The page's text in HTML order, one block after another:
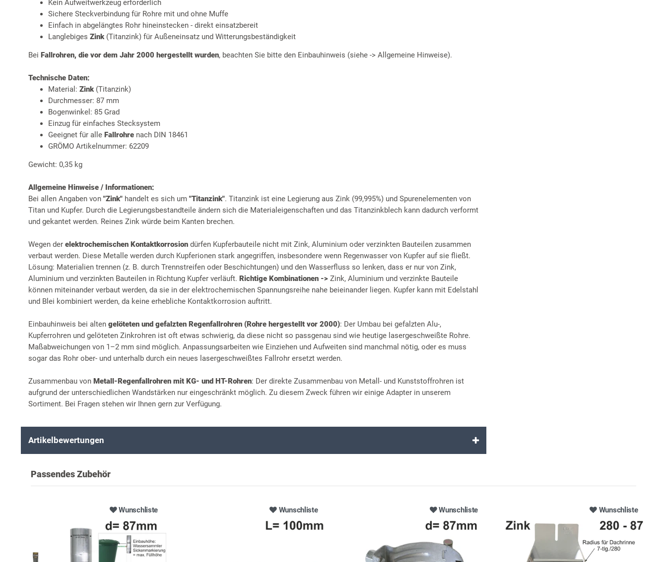
Kein Aufweitwerkzeug erforderlich
Sichere Steckverbindung für Rohre mit und ohne Muffe
Einfach in abgelängtes Rohr hineinstecken - direkt einsatzbereit
Langlebiges Zink(Titanzink) für Außeneinsatz und Witterungsbeständigkeit
Bei Fallrohren, die vor dem Jahr 2000 hergestellt wurden, beachten Sie bitte den Einbauhinweis (siehe -> Allgemeine Hinweise).
Technische Daten:
Material: Zink(Titanzink)
Durchmesser: 87 mm
Bogenwinkel: 85 Grad
Einzug für einfaches Stecksystem
Geeignet für alle Fallrohre nach DIN 18461
GRÖMO Artikelnummer: 62209
Gewicht: 0,35 kg
Allgemeine Hinweise / Informationen:
Bei allen Angaben von "Zink" handelt es sich um "Titanzink". Titanzink ist eine Legierung aus Zink (99,995%) und Spurenelementen von
Titan und Kupfer. Durch die Legierungsbestandteile ändern sich die Materialeigenschaften und das Titanzinkblech kann dadurch verformt
und gekantet werden. Reines Zink würde beim Kanten brechen.
Wegen der elektrochemischen Kontaktkorrosion dürfen Kupferbauteile nicht mit Zink, Aluminium oder verzinkten Bauteilen zusammen
verbaut werden. Diese Metalle werden durch Kupferionen stark angegriffen, insbesondere wenn Regenwasser von Kupfer auf sie fließt.
Lösung: Materialien trennen (z. B. durch Trennstreifen oder Beschichtungen) und den Wasserfluss so lenken, dass er nur von Zink,
Aluminium und verzinkten Bauteilen in Richtung Kupfer verläuft. Richtige Kombinationen -> Zink, Aluminium und verzinkte Bauteile
können miteinander verbaut werden, da sie in der elektrochemischen Spannungsreihe nahe beieinander liegen. Kupfer kann mit Edelstahl
und Blei kombiniert werden, da keine erhebliche Kontaktkorrosion auftritt.
Einbauhinweis bei alten gelöteten und gefalzten Regenfallrohren (Rohre hergestellt vor 2000): Der Umbau bei gefalzten Alu-,
Kupferrohren und gelöteten Zinkrohren ist oft etwas schwierig, da diese nicht so passgenau sind wie heutige lasergeschweißte Rohre.
Maßabweichungen von 1–2 mm sind möglich. Anpassungsarbeiten wie Einziehen und Aufweiten sind manchmal nötig, oder es muss
sogar das Rohr ober- und unterhalb durch ein neues lasergeschweißtes Fallrohr ersetzt werden.
Zusammenbau von Metall-Regenfallrohren mit KG- und HT-Rohren: Der direkte Zusammenbau von Metall- und Kunststoffrohren ist
aufgrund der unterschiedlichen Wandstärken nur eingeschränkt möglich. Zu diesem Zweck führen wir einige Adapter in unserem
Sortiment. Bei Fragen stehen wir Ihnen gern zur Verfügung.
Artikelbewertungen
Passendes Zubehör
Wunschliste Wunschliste Wunschliste Wunschliste